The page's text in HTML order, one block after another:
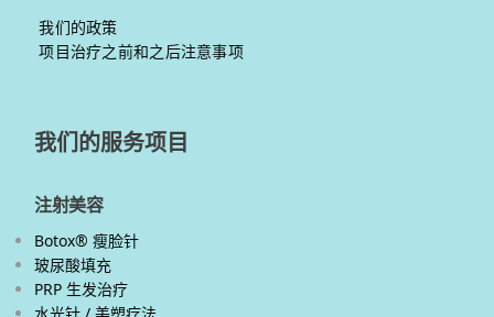
我们的政策
项目治疗之前和之后注意事项
我们的服务项目
注射美容
Botox® 瘦脸针
玻尿酸填充
PRP 生发治疗